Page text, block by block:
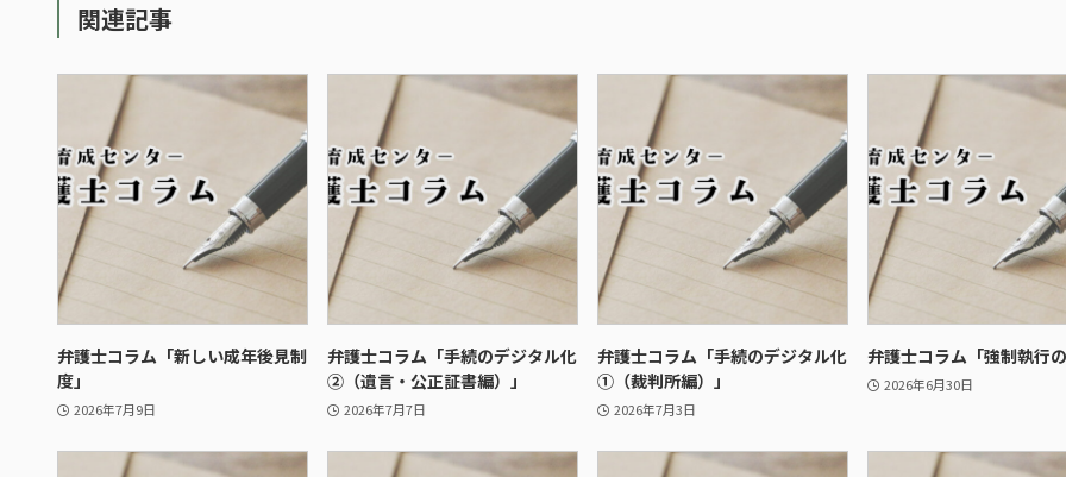
関連記事
弁護士コラム「新しい成年後見制
度」
2026年7月9日
弁護士コラム「手続のデジタル化
②（遺言・公正証書編）」
2026年7月7日
弁護士コラム「手続のデジタル化
①（裁判所編）」
2026年7月3日
弁護士コラム「強制執行
2026年6月30日